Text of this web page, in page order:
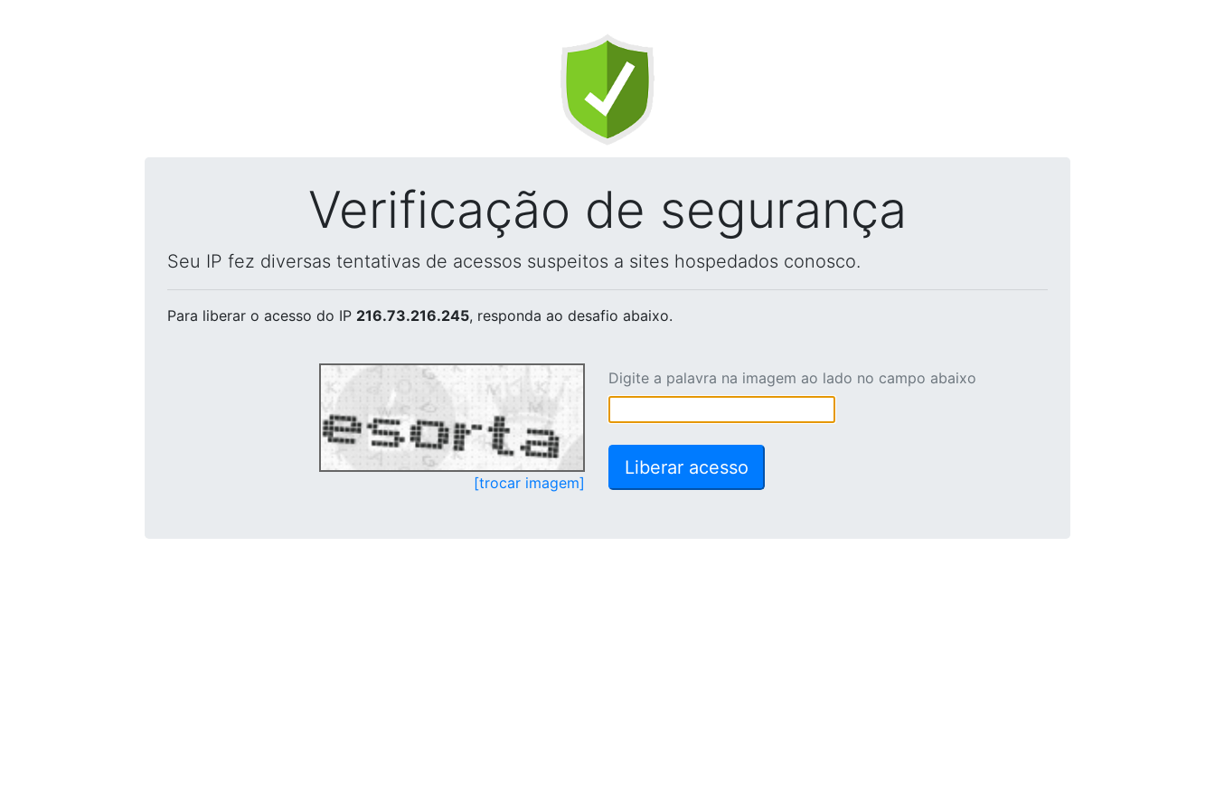
Verificação de segurança
Seu IP fez diversas tentativas de acessos suspeitos a sites hospedados conosco.
Para liberar o acesso do IP 216.73.216.245, responda ao desafio abaixo.
[trocar imagem]
Digite a palavra na imagem ao lado no campo abaixo